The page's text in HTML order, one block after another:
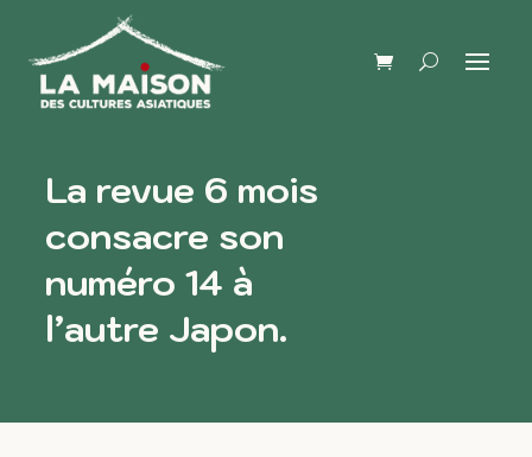
La revue 6 mois
consacre son
numéro 14 à
l’autre Japon.